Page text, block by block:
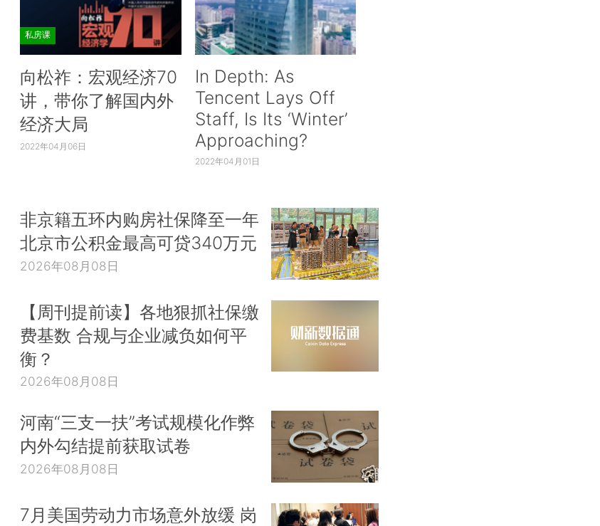
私房课
向松祚：宏观经济70
讲，带你了解国内外
经济大局
2022年04月06日
In Depth: As
Tencent Lays Off
Staff, Is Its ‘Winter’
Approaching?
2022年04月01日
非京籍五环内购房社保降至一年
北京市公积金最高可贷340万元
2026年08月08日
【周刊提前读】各地狠抓社保缴
费基数 合规与企业减负如何平
衡？
2026年08月08日
河南“三支一扶”考试规模化作弊
内外勾结提前获取试卷
2026年08月08日
7月美国劳动力市场意外放缓 岗